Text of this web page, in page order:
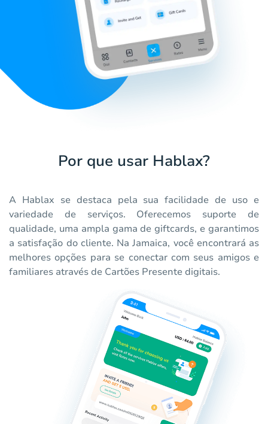
Por que usar Hablax?
A Hablax se destaca pela sua facilidade de uso e
variedade de serviços. Oferecemos suporte de
qualidade, uma ampla gama de giftcards, e garantimos
a satisfação do cliente. Na Jamaica, você encontrará as
melhores opções para se conectar com seus amigos e
familiares através de Cartões Presente digitais.